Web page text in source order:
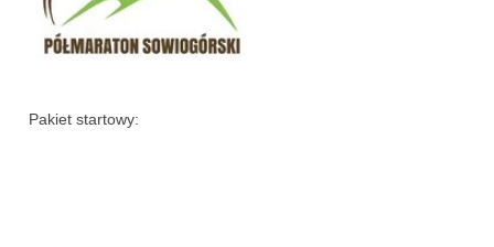
Pakiet startowy: